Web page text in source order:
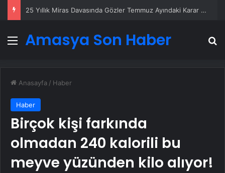
25 Yıllık Miras Davasında Gözler Temmuz Ayındaki Karar Duruşmasına Çevrildi
Menü
Amasya Son Haber
Anasayfa / Haber
Haber
Birçok kişi farkında
olmadan 240 kalorili bu
meyve yüzünden kilo alıyor!